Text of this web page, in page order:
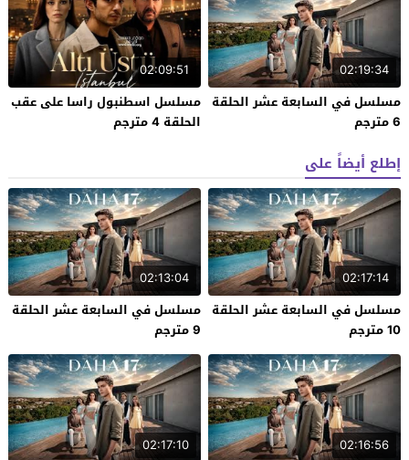
02:19:34
مسلسل في السابعة عشر الحلقة
6 مترجم
02:09:51
مسلسل اسطنبول راسا على عقب
الحلقة 4 مترجم
إطلع أيضاً على
02:17:14
مسلسل في السابعة عشر الحلقة
10 مترجم
02:13:04
مسلسل في السابعة عشر الحلقة
9 مترجم
02:16:56
02:17:10